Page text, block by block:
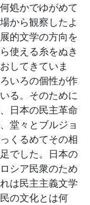
処かでゆがめて
から観察したよ
的文学の方向を
使える糸をぬき
してきていま
いろの個性が作
る。そのために
日本の民主革命
堂々とブルジョ
くるめてその相
でした。日本の
シア民衆のため
は民主主義文学
の文化とは何